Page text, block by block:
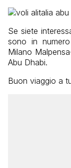
Se siete
sono in
Milano
Abu Dhabi.
Buon viaggio a